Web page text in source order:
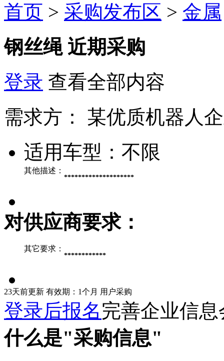
首页 > 采购发布区 > 金属
钢丝绳 近期采购
登录 查看全部内容
需求方：
某优质机器人
适用车型： 不限
其他描述：
********************
对供应商要求：
其它要求：
************
23天前更新 有效期：1个月 用户采购
登录后报名完善企业信
什么是"采购信息"